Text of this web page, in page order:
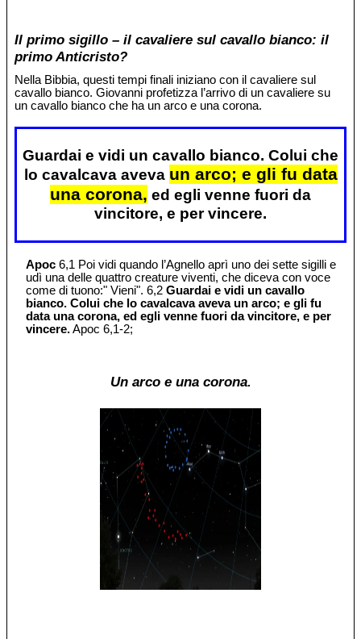
Il primo sigillo – il cavaliere sul cavallo bianco: il
primo Anticristo?
Nella Bibbia, questi tempi finali iniziano con il cavaliere sul
cavallo bianco. Giovanni profetizza l’arrivo di un cavaliere su
un cavallo bianco che ha un arco e una corona.
Guardai e vidi un cavallo bianco. Colui che
lo cavalcava aveva un arco; e gli fu data
una corona, ed egli venne fuori da
vincitore, e per vincere.
Apoc 6,1 Poi vidi quando l’Agnello aprì uno dei sette sigilli e
udì una delle quattro creature viventi, che diceva con voce
come di tuono:" Vieni". 6,2Guardai e vidi un cavallo
bianco. Colui che lo cavalcava aveva un arco; e gli fu
data una corona, ed egli venne fuori da vincitore, e per
vincere.Apoc 6,1-2;
Un arco e una corona.